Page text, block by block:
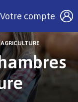
Votre compte